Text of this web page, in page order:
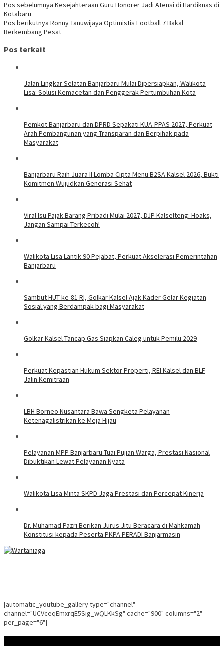
Pos sebelumnya Kesejahteraan Guru Honorer Jadi Atensi di Hardiknas di
Kotabaru
Pos berikutnya Ronny Tanuwijaya Optimistis Football 7 Bakal
Berkembang Pesat
Pos terkait
Jalan Lingkar Selatan Banjarbaru Mulai Dipersiapkan, Walikota
Lisa: Solusi Kemacetan dan Penggerak Pertumbuhan Kota
Pemkot Banjarbaru dan DPRD Sepakati KUA-PPAS 2027, Perkuat
Arah Pembangunan yang Transparan dan Berpihak pada
Masyarakat
Banjarbaru Raih Juara II Lomba Cipta Menu B2SA Kalsel 2026, Bukti
Komitmen Wujudkan Generasi Sehat
Viral Isu Pajak Barang Pribadi Mulai 2027, DJP Kalselteng: Hoaks,
Jangan Sampai Terkecoh!
Walikota Lisa Lantik 90 Pejabat, Perkuat Akselerasi Pemerintahan
Banjarbaru
Sambut HUT ke-81 RI, Golkar Kalsel Ajak Kader Gelar Kegiatan
Sosial yang Berdampak bagi Masyarakat
Golkar Kalsel Tancap Gas Siapkan Caleg untuk Pemilu 2029
Perkuat Kepastian Hukum Sektor Properti, REI Kalsel dan BLF
Jalin Kemitraan
LBH Borneo Nusantara Bawa Sengketa Pelayanan
Ketenagalistrikan ke Meja Hijau
Pelayanan MPP Banjarbaru Tuai Pujian Warga, Prestasi Nasional
Dibuktikan Lewat Pelayanan Nyata
Walikota Lisa Minta SKPD Jaga Prestasi dan Percepat Kinerja
Dr. Muhamad Pazri Berikan Jurus Jitu Beracara di Mahkamah
Konstitusi kepada Peserta PKPA PERADI Banjarmasin
[automatic_youtube_gallery type="channel"
channel="UCVceqEmxrqE5Sig_wQLKkSg" cache="900" columns="2"
per_page="6"]